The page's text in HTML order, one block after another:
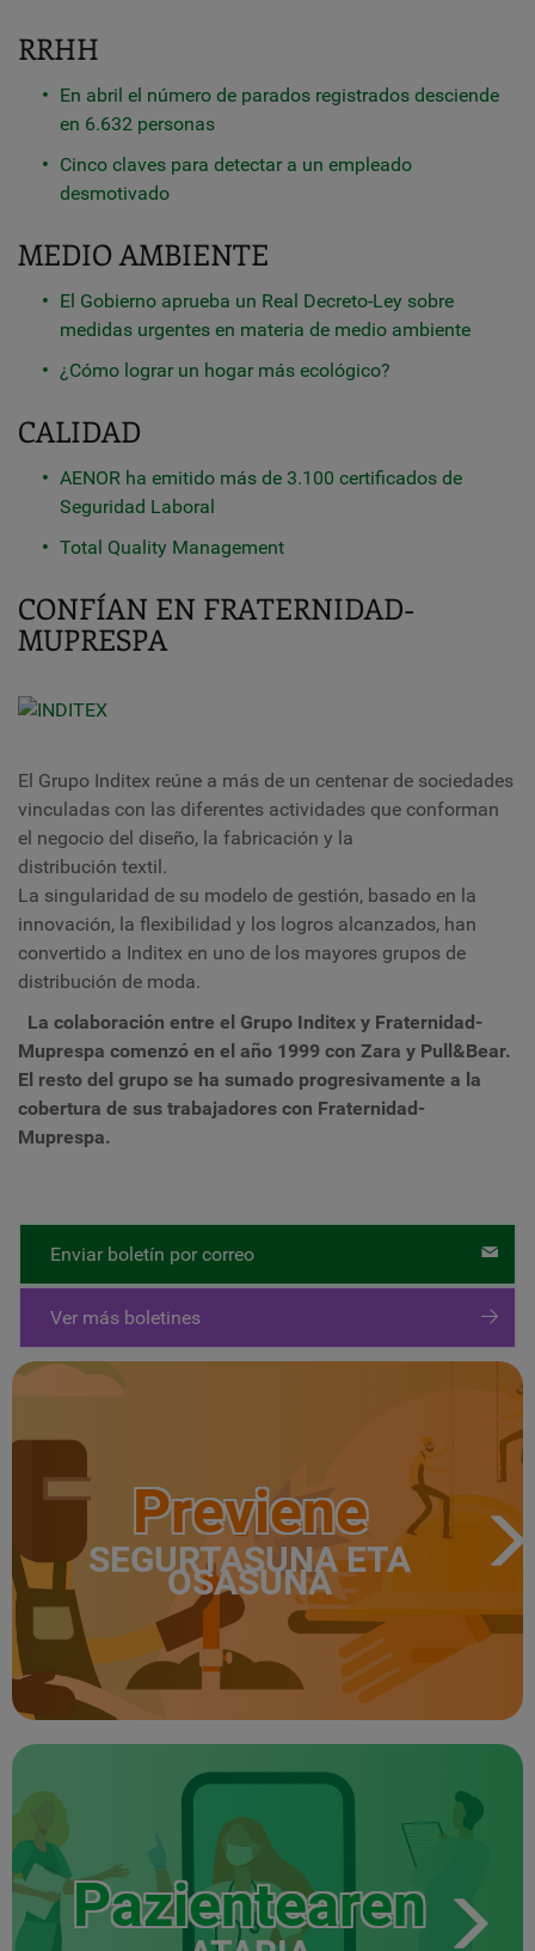
RRHH
En abril el número de parados registrados desciende
en 6.632 personas
Cinco claves para detectar a un empleado
desmotivado
MEDIO AMBIENTE
El Gobierno aprueba un Real Decreto-Ley sobre
medidas urgentes en materia de medio ambiente
¿Cómo lograr un hogar más ecológico?
CALIDAD
AENOR ha emitido más de 3.100 certificados de
Seguridad Laboral
Total Quality Management
CONFÍAN EN FRATERNIDAD-
MUPRESPA
El Grupo Inditex reúne a más de un centenar de sociedades
vinculadas con las diferentes actividades que conforman
el negocio del diseño, la fabricación y la
distribución textil.
La singularidad de su modelo de gestión, basado en la
innovación, la flexibilidad y los logros alcanzados, han
convertido a Inditex en uno de los mayores grupos de
distribución de moda.
La colaboración entre el Grupo Inditex y Fraternidad-
Muprespa comenzó en el año 1999 con Zara y Pull&Bear.
El resto del grupo se ha sumado progresivamente a la
cobertura de sus trabajadores con Fraternidad-
Muprespa.
Enviar boletín por correo
Ver más boletines
Previene
SEGURTASUNA ETA
OSASUNA
Pazientearen